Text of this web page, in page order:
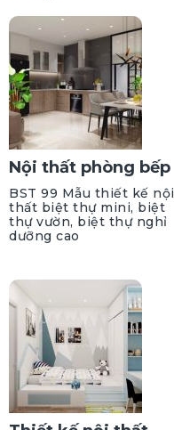
Nội thất phòng bếp
BST 99 Mẫu thiết kế nội
thất biệt thự mini, biệt
thự vườn, biệt thự nghỉ
dưỡng cao